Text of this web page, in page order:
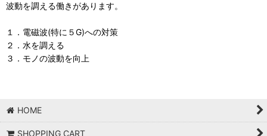
波動を調える働きがあります。
１．電磁波(特に５G)への対策
２．水を調える
３．モノの波動を向上
HOME
SHOPPING CART